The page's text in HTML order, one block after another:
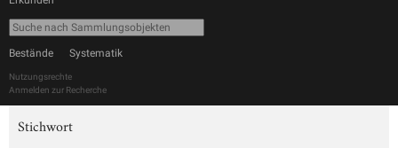
Bestände Systematik
Nutzungsrechte
Anmelden zur Recherche
Stichwort